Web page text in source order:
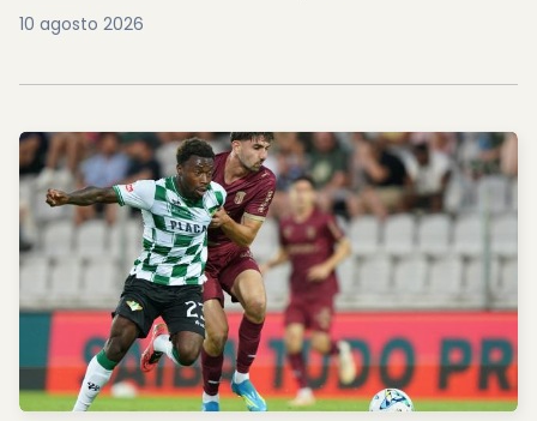
10 agosto 2026